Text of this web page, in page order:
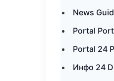
News
Portal
Portal 24
Инфо 24